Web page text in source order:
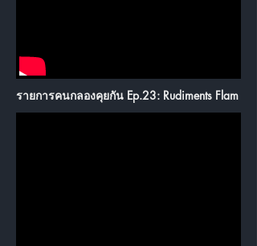
รายการคนกลองคุยกัน Ep.23: Rudiments Flam